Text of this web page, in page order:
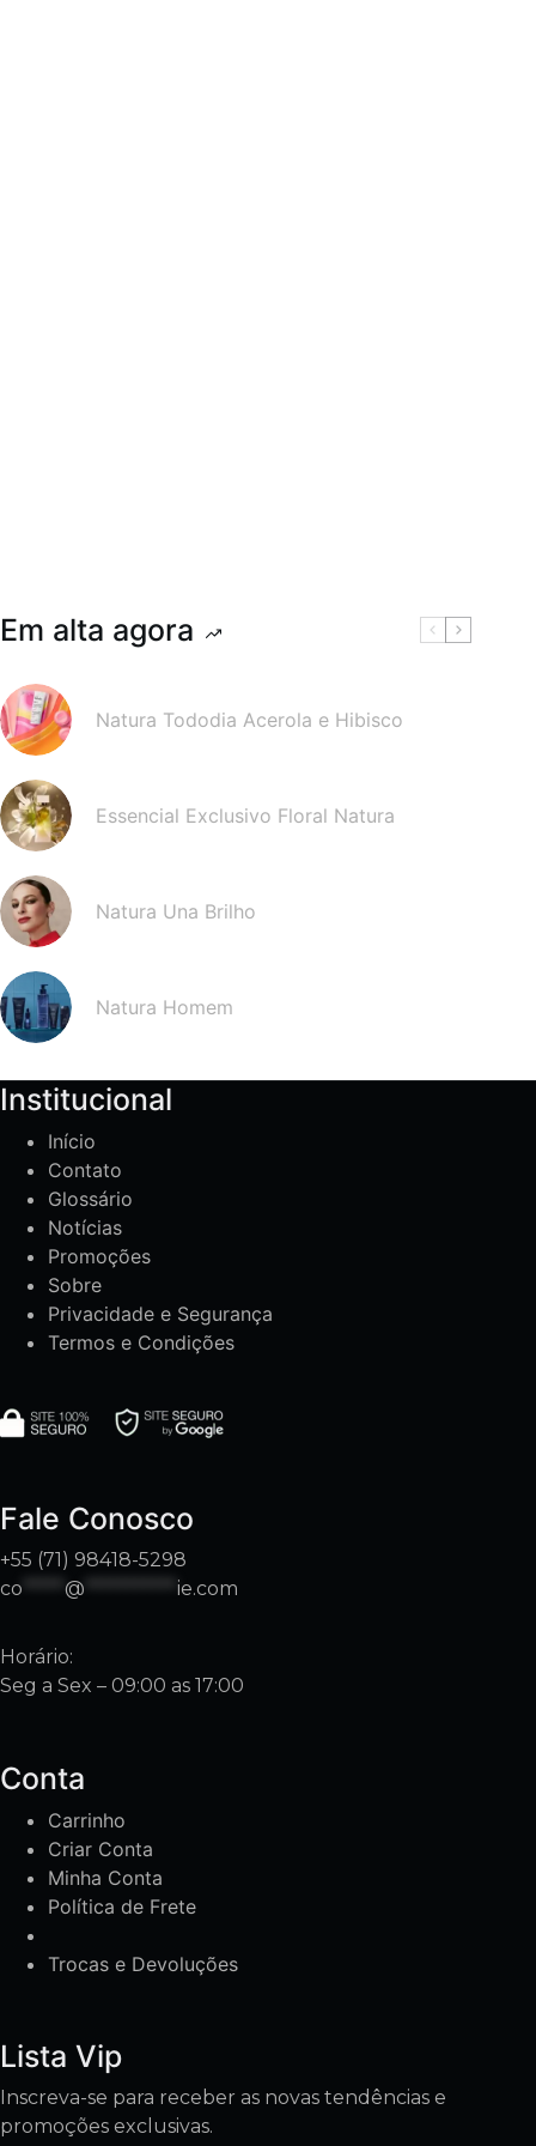
Em alta agora
Natura Tododia Acerola e Hibisco
Essencial Exclusivo Floral Natura
Natura Una Brilho
Natura Homem
Institucional
Início
Contato
Glossário
Notícias
Promoções
Sobre
Privacidade e Segurança
Termos e Condições
Fale Conosco
+55 (71) 98418-5298
co
@ ie.com
Horário:
Seg a Sex – 09:00 as 17:00
Conta
Carrinho
Criar Conta
Minha Conta
Política de Frete
Trocas e Devoluções
Lista Vip
Inscreva-se para receber as novas tendências e
promoções exclusivas.